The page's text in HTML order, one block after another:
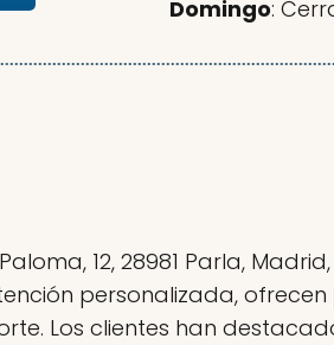
Domingo:
12, 28981 Parla,
personalizada, ofrecen
Los clientes han